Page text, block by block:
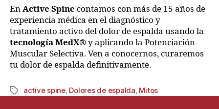
EnActive Spine contamos con más de 15 años de
experiencia médica en el diagnóstico y
tratamiento activo del dolor de espalda usando la
tecnología MedX®y aplicando la Potenciación
Muscular Selectiva. Ven a conocernos, curaremos
tu dolor de espalda definitivamente.
active spine, Dolores de espalda, Mitos